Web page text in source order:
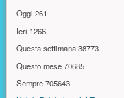
Oggi261
Ieri 1266
Questa settimana38773
Questo mese70685
Sempre705643